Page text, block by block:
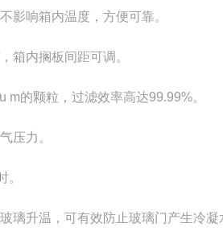
影响箱内温度，方便可靠。
箱内搁板间距可调。
的颗粒，过滤效率高达99.99%。
压力。
。
璃升温，可有效防止玻璃门产生冷